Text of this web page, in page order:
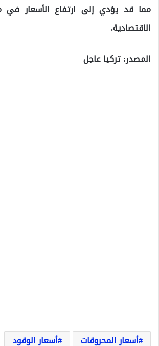
مما قد يؤدي إلى ارتفاع الأسعار في
الاقتصادية.
المصدر: تركيا عاجل
أسعار المحروقات
أسعار الوقود